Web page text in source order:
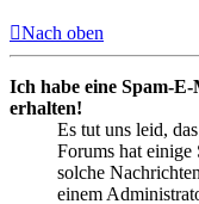
Nach oben
Ich habe eine Spam-
erhalten!
Es tut uns leid,
Forums hat einige
solche
einem